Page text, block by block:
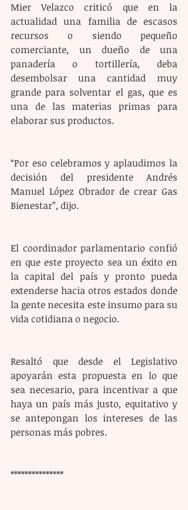
Mier Velazco criticó que en la
actualidad una familia de escasos
recursos o siendo pequeño
comerciante, un dueño de una
panadería o tortillería, deba
desembolsar una cantidad muy
grande para solventar el gas, que es
una de las materias primas para
elaborar sus productos.
“Por eso celebramos y aplaudimos la
decisión del presidente Andrés
Manuel López Obrador de crear Gas
Bienestar”, dijo.
El coordinador parlamentario confió
en que este proyecto sea un éxito en
la capital del país y pronto pueda
extenderse hacia otros estados donde
la gente necesita este insumo para su
vida cotidiana o negocio.
Resaltó que desde el Legislativo
apoyarán esta propuesta en lo que
sea necesario, para incentivar a que
haya un país más justo, equitativo y
se antepongan los intereses de las
personas más pobres.
***************